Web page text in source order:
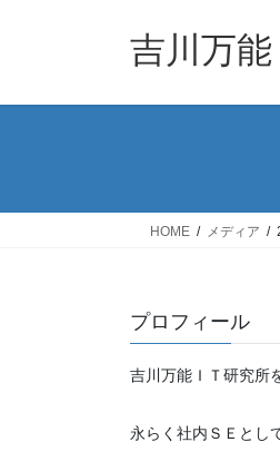
吉川万
HOME メディア
プロフィール
吉川万能ＩＴ研究所
永らく社内ＳＥとし